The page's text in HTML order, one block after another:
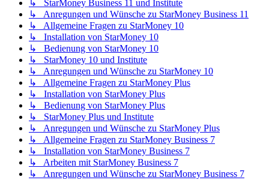
↳ StarMoney Business 11 und Institute
↳ Anregungen und Wünsche zu StarMoney Business 11
↳ Allgemeine Fragen zu StarMoney 10
↳ Installation von StarMoney 10
↳ Bedienung von StarMoney 10
↳ StarMoney 10 und Institute
↳ Anregungen und Wünsche zu StarMoney 10
↳ Allgemeine Fragen zu StarMoney Plus
↳ Installation von StarMoney Plus
↳ Bedienung von StarMoney Plus
↳ StarMoney Plus und Institute
↳ Anregungen und Wünsche zu StarMoney Plus
↳ Allgemeine Fragen zu StarMoney Business 7
↳ Installation von StarMoney Business 7
↳ Arbeiten mit StarMoney Business 7
↳ Anregungen und Wünsche zu StarMoney Business 7